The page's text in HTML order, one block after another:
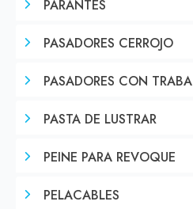
PARANTES
PASADORES CERROJO
PASADORES CON TRABA
PASTA DE LUSTRAR
PEINE PARA REVOQUE
PELACABLES